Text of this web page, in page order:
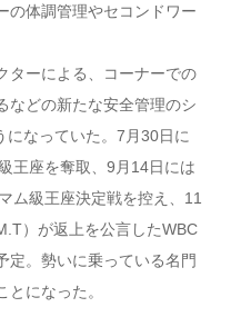
の体調管理やセコンドワー
ーによる、コーナーでの
などの新たな安全管理のシ
になっていた。7月30日に
王座を奪取、9月14日には
ム級王座決定戦を控え、11
）が返上を公言したWBC
定。勢いに乗っている名門
になった。